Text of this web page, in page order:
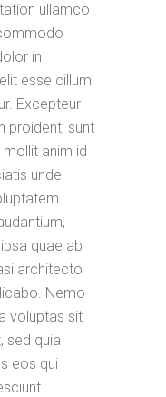
ullamco
in
esse cillum
Excepteur
proident, sunt
anim id
unde
quae ab
architecto
Nemo
voluptas sit
sed quia
eos qui